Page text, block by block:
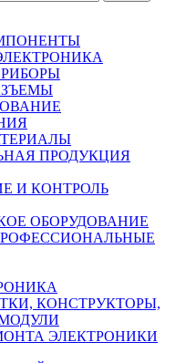
ПРОДУКЦИЯ
И КОНТРОЛЬ
ОБОРУДОВАНИЕ
КОНСТРУКТОРЫ,
ЭЛЕКТРОНИКИ